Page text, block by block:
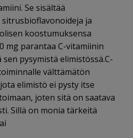
Se sisältää
ja
koostumuksensa
mg parantaa C-vitamiinin
pysymistä elimistössä.C-
välttämätön
elimistö ei pysty itse
joten sitä on saatava
Sillä on monia tärkeitä